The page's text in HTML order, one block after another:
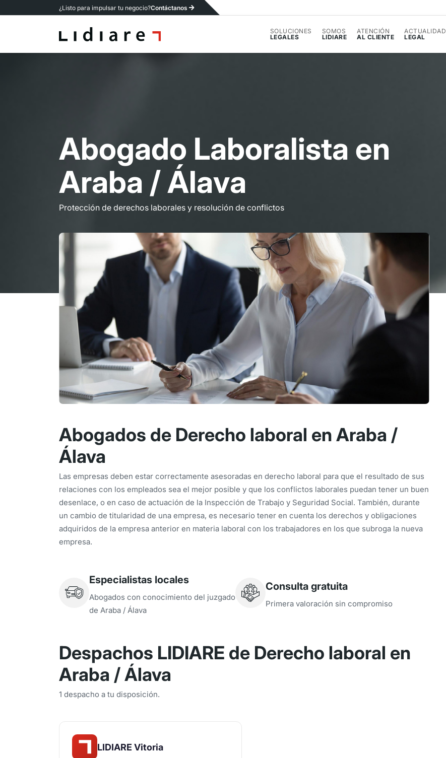
¿Listo para impulsar tu negocio?Contáctanos
SOLUCIONES
LEGALES
SOMOS
LIDIARE
ATENCIÓN
AL CLIENTE
ACTUALIDAD
LEGAL
Abogado Laboralista en
Araba /Álava
Protección de derechos laborales y resolución de conflictos
Abogados de Derecho laboral en Araba /
Álava
Las empresas deben estar correctamente asesoradas en derecho laboral para que el resultado de sus
relaciones con los empleados sea el mejor posible y que los conflictos laborales puedan tener un buen
desenlace, o en caso de actuación de la Inspección de Trabajo y Seguridad Social. También, durante
un cambio de titularidad de una empresa, es necesario tener en cuenta los derechos y obligaciones
adquiridos de la empresa anterior en materia laboral con los trabajadores en los que subroga la nueva
empresa.
Especialistas locales
Abogados con conocimiento del juzgado
de Araba / Álava
Consulta gratuita
Primera valoración sin compromiso
Despachos LIDIARE de Derecho laboral en
Araba / Álava
1 despacho a tu disposición.
LIDIARE Vitoria